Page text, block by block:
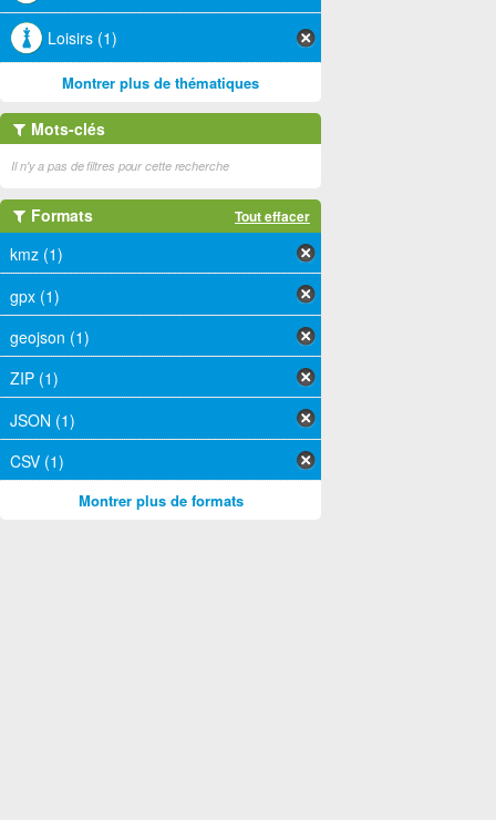
Loisirs (1)
Montrer plus de thématiques
Mots-clés
Il n'y a pas de filtres pour cette recherche
Formats Tout effacer
kmz (1)
gpx (1)
geojson (1)
ZIP (1)
JSON (1)
CSV (1)
Montrer plus de formats